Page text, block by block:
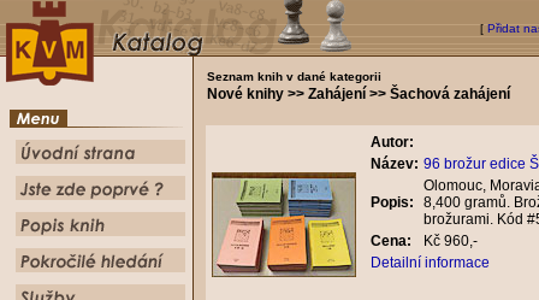
[ Přidat
Seznam knih v dané kategorii
Nové knihy >> Zahájení >> Šachová zahájení
Autor:
Název: 96 brožur edice
Popis:
Olomouc,
8,400 gramů.
brožurami. Kód
Cena:
Kč 960,-
Detailní informace